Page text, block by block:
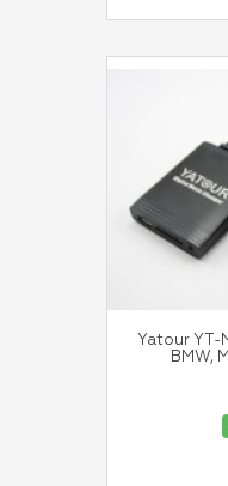
Yatour YT-
BMW,